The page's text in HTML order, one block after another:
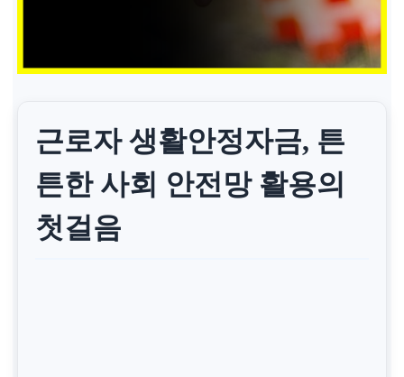
근로자 생활안정자금, 튼
튼한 사회 안전망 활용의
첫걸음